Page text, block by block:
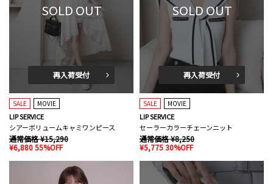
SOLD OUT
再入荷受付
SALE MOVIE
LIP SERVICE
シアーボリュームキャミワンピース
通常価格 ¥15,290
¥6,880 55%OFF
SOLD OUT
再入荷受付
SALE MOVIE
LIP SERVICE
セーラーカラーチェーンニット
通常価格 ¥8,250
¥5,775 30%OFF